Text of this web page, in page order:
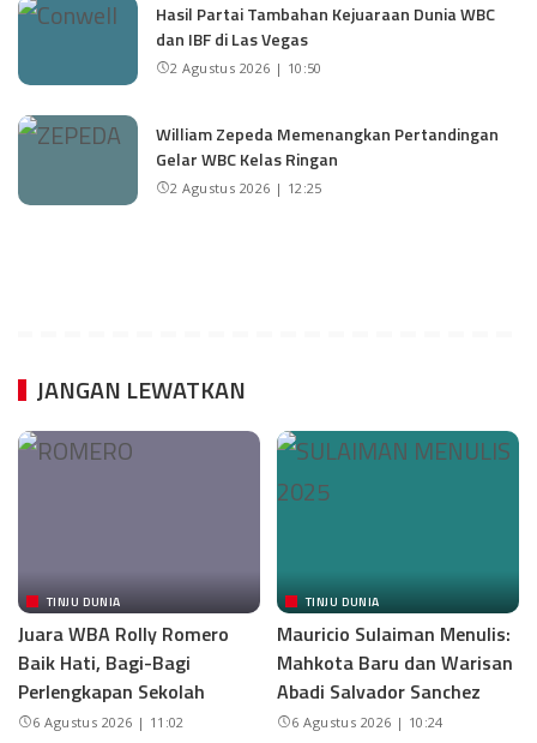
Hasil Partai Tambahan Kejuaraan Dunia WBC
dan IBF di Las Vegas
2 Agustus 2026 | 10:50
William Zepeda Memenangkan Pertandingan
Gelar WBC Kelas Ringan
2 Agustus 2026 | 12:25
JANGAN LEWATKAN
TINJU DUNIA
Juara WBA Rolly Romero
Baik Hati, Bagi-Bagi
Perlengkapan Sekolah
6 Agustus 2026 | 11:02
TINJU DUNIA
Mauricio Sulaiman Menulis:
Mahkota Baru dan Warisan
Abadi Salvador Sanchez
6 Agustus 2026 | 10:24